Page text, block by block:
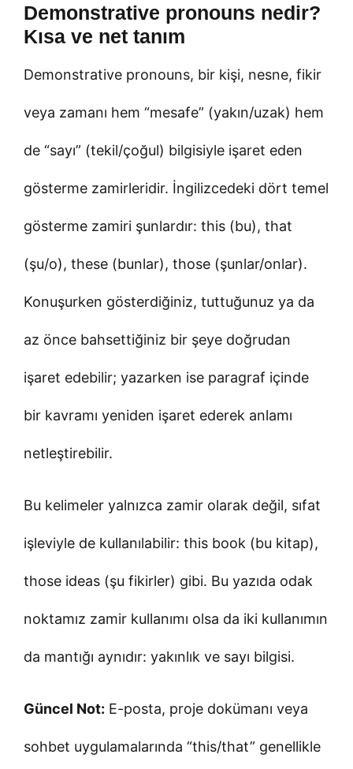
Demonstrative pronouns nedir?
Kısa ve net tanım
Demonstrative pronouns, bir kişi, nesne, fikir
veya zamanı hem “mesafe” (yakın/uzak) hem
de “sayı” (tekil/çoğul) bilgisiyle işaret eden
gösterme zamirleridir. İngilizcedeki dört temel
gösterme zamiri şunlardır: this (bu), that
(şu/o), these (bunlar), those (şunlar/onlar).
Konuşurken gösterdiğiniz, tuttuğunuz ya da
az önce bahsettiğiniz bir şeye doğrudan
işaret edebilir; yazarken ise paragraf içinde
bir kavramı yeniden işaret ederek anlamı
netleştirebilir.
Bu kelimeler yalnızca zamir olarak değil, sıfat
işleviyle de kullanılabilir: this book (bu kitap),
those ideas (şu fikirler) gibi. Bu yazıda odak
noktamız zamir kullanımı olsa da iki kullanımın
da mantığı aynıdır: yakınlık ve sayı bilgisi.
Güncel Not: E-posta, proje dokümanı veya
sohbet uygulamalarında “this/that” genellikle